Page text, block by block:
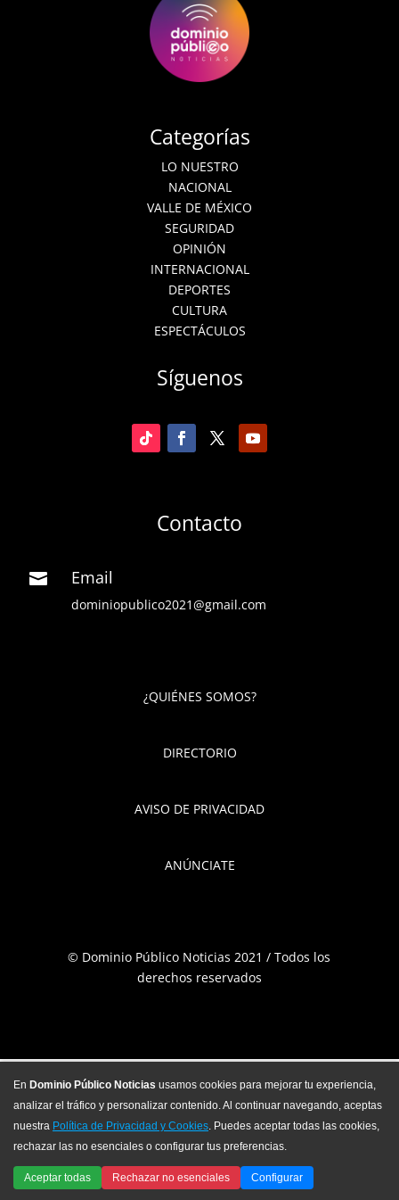
Categorías
LO NUESTRO
NACIONAL
VALLE DE MÉXICO
SEGURIDAD
OPINIÓN
INTERNACIONAL
DEPORTES
CULTURA
ESPECTÁCULOS
Síguenos
Contacto
 Email
dominiopublico2021@gmail.com
¿QUIÉNES SOMOS?
DIRECTORIO
AVISO DE PRIVACIDAD
ANÚNCIATE
© Dominio Público Noticias 2021 / Todos los
derechos reservados
En Dominio Público Noticias usamos cookies para mejorar tu experiencia,
analizar el tráfico y personalizar contenido. Al continuar navegando, aceptas
nuestra Política de Privacidad y Cookies. Puedes aceptar todas las cookies,
rechazar las no esenciales o configurar tus preferencias.
Aceptar todas Rechazar no esenciales Configurar